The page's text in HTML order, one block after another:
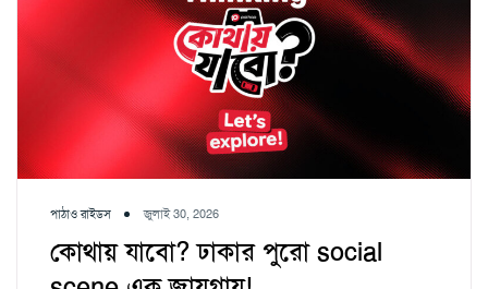
পাঠাও রাইডস জুলাই 30, 2026
কোথায় যাবো? ঢাকার পুরো social